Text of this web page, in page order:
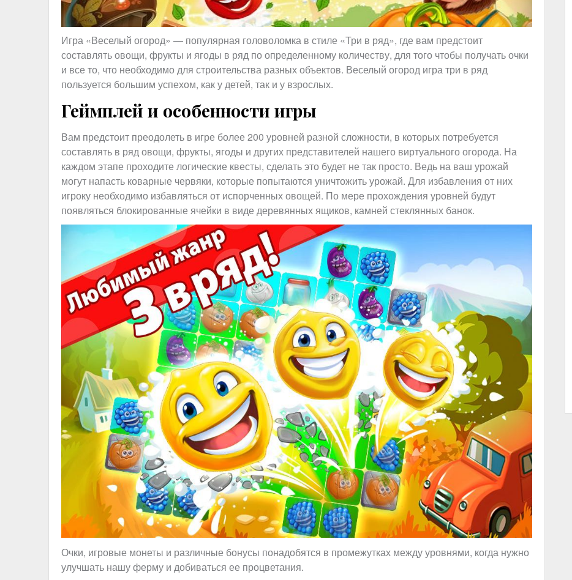
Игра «Веселый огород» — популярная головоломка в стиле «Три в ряд», где вам предстоит
составлять овощи, фрукты и ягоды в ряд по определенному количеству, для того чтобы получать очки
и все то, что необходимо для строительства разных объектов. Веселый огород игра три в ряд
пользуется большим успехом, как у детей, так и у взрослых.
Геймплей и особенности игры
Вам предстоит преодолеть в игре более 200 уровней разной сложности, в которых потребуется
составлять в ряд овощи, фрукты, ягоды и других представителей нашего виртуального огорода. На
каждом этапе проходите логические квесты, сделать это будет не так просто. Ведь на ваш урожай
могут напасть коварные червяки, которые попытаются уничтожить урожай. Для избавления от них
игроку необходимо избавляться от испорченных овощей. По мере прохождения уровней будут
появляться блокированные ячейки в виде деревянных ящиков, камней стеклянных банок.
Очки, игровые монеты и различные бонусы понадобятся в промежутках между уровнями, когда нужно
улучшать нашу ферму и добиваться ее процветания.